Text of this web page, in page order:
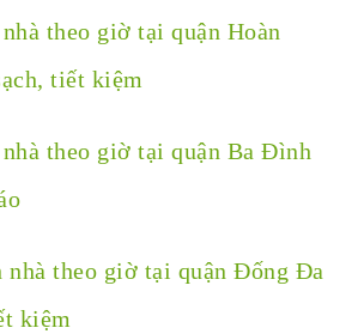
theo giờ tại quận Hoàn
tiết kiệm
theo giờ tại quận Ba Đình
nhà theo giờ tại quận Đống Đa
kiệm